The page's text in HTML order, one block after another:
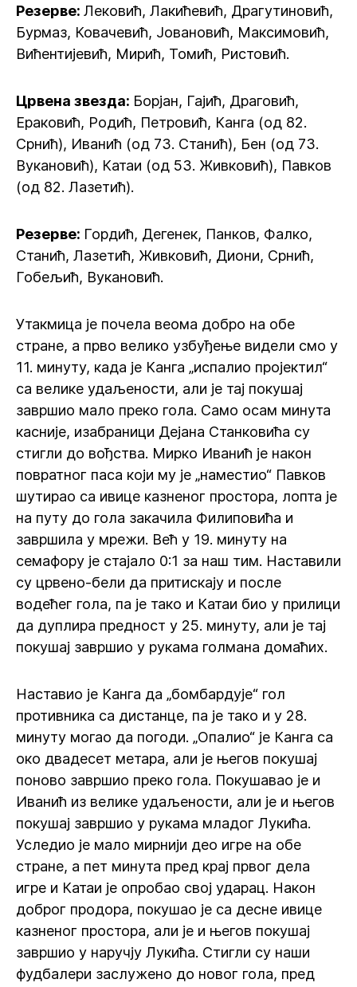
Резерве: Лековић, Лакићевић, Драгутиновић,
Бурмаз, Ковачевић, Јовановић, Максимовић,
Вићентијевић, Мирић, Томић, Ристовић.
Црвена звезда: Борјан, Гајић, Драговић,
Ераковић, Родић, Петровић, Канга (од 82.
Срнић), Иванић (од 73. Станић), Бен (од 73.
Вукановић), Катаи (од 53. Живковић), Павков
(од 82. Лазетић).
Резерве: Гордић, Дегенек, Панков, Фалко,
Станић, Лазетић, Живковић, Диони, Срнић,
Гобељић, Вукановић.
Утакмица је почела веома добро на обе
стране, а прво велико узбуђење видели смо у
11. минуту, када је Канга „испалио пројектил“
са велике удаљености, али је тај покушај
завршио мало преко гола. Само осам минута
касније, изабраници Дејана Станковића су
стигли до вођства. Мирко Иванић је након
повратног паса који му је „наместио“ Павков
шутирао са ивице казненог простора, лопта је
на путу до гола закачила Филиповића и
завршила у мрежи. Већ у 19. минуту на
семафору је стајало 0:1 за наш тим. Наставили
су црвено-бели да притискају и после
водећег гола, па је тако и Катаи био у прилици
да дуплира предност у 25. минуту, али је тај
покушај завршио у рукама голмана домаћих.
Наставио је Канга да „бомбардује“ гол
противника са дистанце, па је тако и у 28.
минуту могао да погоди. „Опалио“ је Канга са
око двадесет метара, али је његов покушај
поново завршио преко гола. Покушавао је и
Иванић из велике удаљености, али је и његов
покушај завршио у рукама младог Лукића.
Уследио је мало мирнији део игре на обе
стране, а пет минута пред крај првог дела
игре и Катаи је опробао свој ударац. Након
доброг продора, покушао је са десне ивице
казненог простора, али је и његов покушај
завршио у наручју Лукића. Стигли су наши
фудбалери заслужено до новог гола, пред